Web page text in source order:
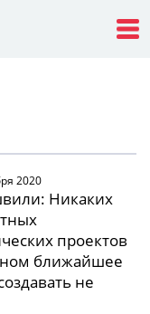
2020
Никаких
проектов
ближайшее
не